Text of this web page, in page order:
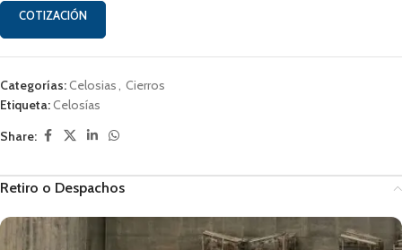
COTIZACIÓN
Categorías:Celosias, Cierros
Etiqueta:Celosías
Share:
Retiro o Despachos